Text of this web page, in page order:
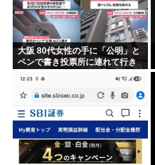
大阪 80代女性の手に「公明」と
ペンで書き投票所に連れて行き
場】